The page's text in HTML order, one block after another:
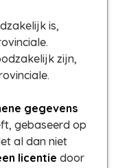
is,
zijn,
gegevens
gebaseerd op
al dan niet
licentie door